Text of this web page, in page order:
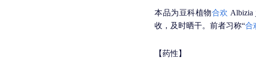
本品为豆科植物合欢 Albizia
收，及时晒干。前者习称“合
【药性】